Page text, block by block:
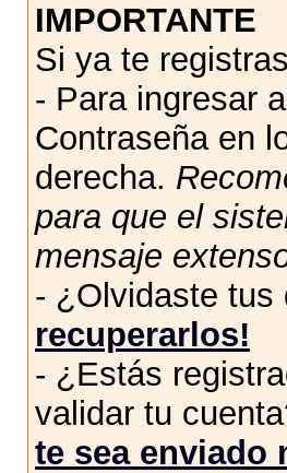
IMPORTANTE
Si ya te
- Para ingresar
Contraseña en
derecha.
para que el
mensaje
- ¿Olvidaste
recuperarlos!
- ¿Estás
validar tu
te sea enviado